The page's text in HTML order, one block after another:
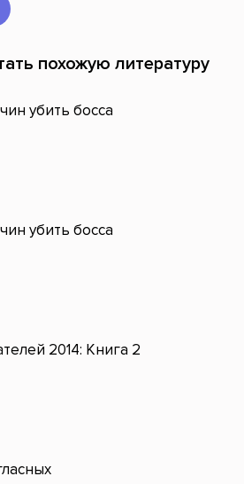
похожую литературу
убить босса
убить босса
2014: Книга 2